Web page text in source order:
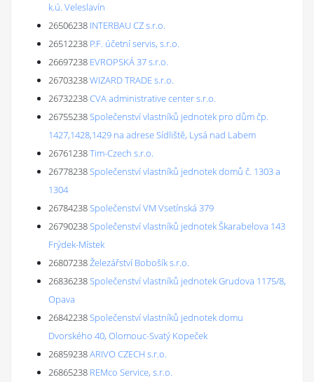
k.ú. Veleslavín
26506238 INTERBAU CZ s.r.o.
26512238 P.F. účetní servis, s.r.o.
26697238 EVROPSKÁ 37 s.r.o.
26703238WIZARD TRADE s.r.o.
26732238CVA administrative center s.r.o.
26755238Společenství vlastníků jednotek pro dům čp.
1427,1428,1429 na adrese Sídliště, Lysá nad Labem
26761238Tim-Czech s.r.o.
26778238Společenství vlastníků jednotek domů č. 1303 a
1304
26784238Společenství VM Vsetínská 379
26790238Společenství vlastníků jednotek Škarabelova 143
Frýdek-Místek
26807238Železářství Bobošík s.r.o.
26836238Společenství vlastníků jednotek Grudova 1175/8,
Opava
26842238Společenství vlastníků jednotek domu
Dvorského 40, Olomouc-Svatý Kopeček
26859238ARIVO CZECH s.r.o.
26865238 REMco Service, s.r.o.